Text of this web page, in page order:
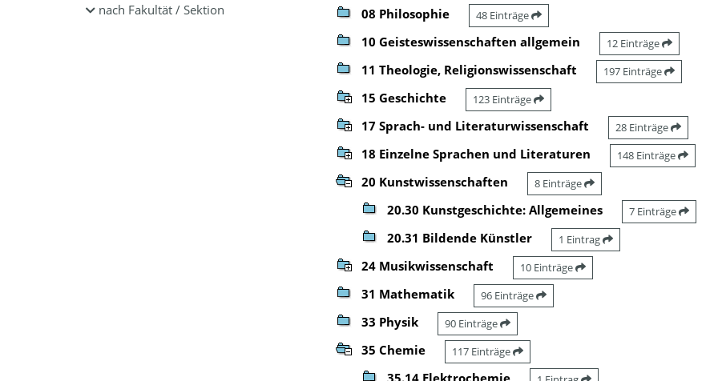
nach Fakultät / Sektion
08 Philosophie 48 Einträge
10 Geisteswissenschaften allgemein 12 Einträge
11 Theologie, Religionswissenschaft 197 Einträge
15 Geschichte 123 Einträge
17 Sprach- und Literaturwissenschaft 28 Einträge
18 Einzelne Sprachen und Literaturen 148 Einträge
20 Kunstwissenschaften 8 Einträge
20.30 Kunstgeschichte: Allgemeines 7 Einträge
20.31 Bildende Künstler 1 Eintrag
24 Musikwissenschaft 10 Einträge
31 Mathematik 96 Einträge
33 Physik 90 Einträge
35 Chemie 117 Einträge
35.14 Elektrochemie